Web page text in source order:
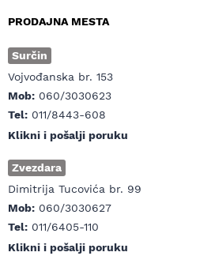
PRODAJNA MESTA
Surčin
Vojvođanska br. 153
Mob: 060/3030623
Tel: 011/8443-608
Klikni i pošalji poruku
Zvezdara
Dimitrija Tucovića br. 99
Mob: 060/3030627
Tel: 011/6405-110
Klikni i pošalji poruku